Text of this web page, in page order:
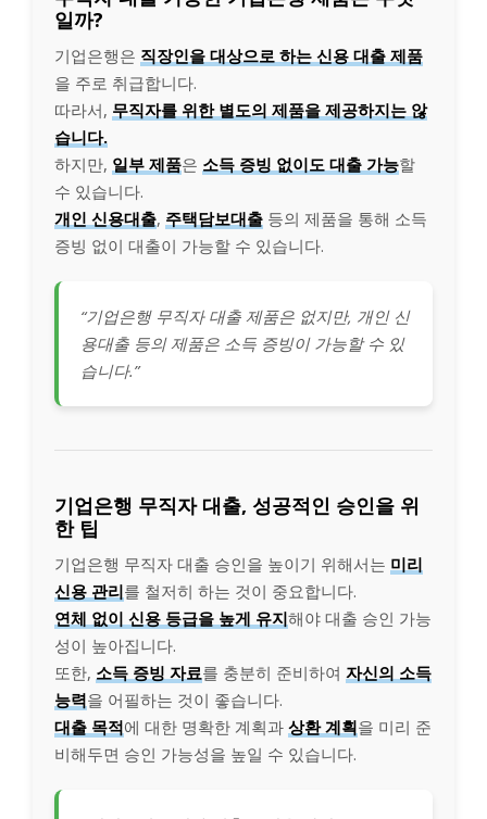
일까?
기업은행은 직장인을 대상으로 하는 신용 대출 제품
을 주로 취급합니다.
따라서, 무직자를 위한 별도의 제품을 제공하지는 않
습니다.
하지만, 일부 제품은 소득 증빙 없이도 대출 가능할
수 있습니다.
개인 신용대출, 주택담보대출 등의 제품을 통해 소득
증빙 없이 대출이 가능할 수 있습니다.
“기업은행 무직자 대출 제품은 없지만, 개인 신
용대출 등의 제품은 소득 증빙이 가능할 수 있
습니다.”
기업은행 무직자 대출, 성공적인 승인을 위
한 팁
기업은행 무직자 대출 승인을 높이기 위해서는 미리
신용 관리를 철저히 하는 것이 중요합니다.
연체 없이 신용 등급을 높게 유지해야 대출 승인 가능
성이 높아집니다.
또한, 소득 증빙 자료를 충분히 준비하여 자신의 소득
능력을 어필하는 것이 좋습니다.
대출 목적에 대한 명확한 계획과 상환 계획을 미리 준
비해두면 승인 가능성을 높일 수 있습니다.